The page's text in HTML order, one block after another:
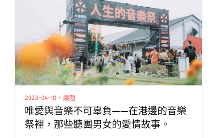
揪、近30名音樂人響應！「為能登半島而唱」不
插電音樂會1/16高流海邊的卡夫卡登場"
2023-04-18・議題
唯愛與音樂不可辜負——在港邊的音樂
祭裡，那些聽團男女的愛情故事。